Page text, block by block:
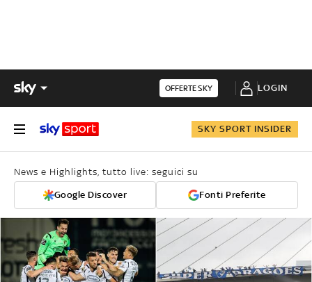
OFFERTE SKY LOGIN
SKY SPORT INSIDER
News e Highlights, tutto live: seguici su
Google Discover Fonti Preferite